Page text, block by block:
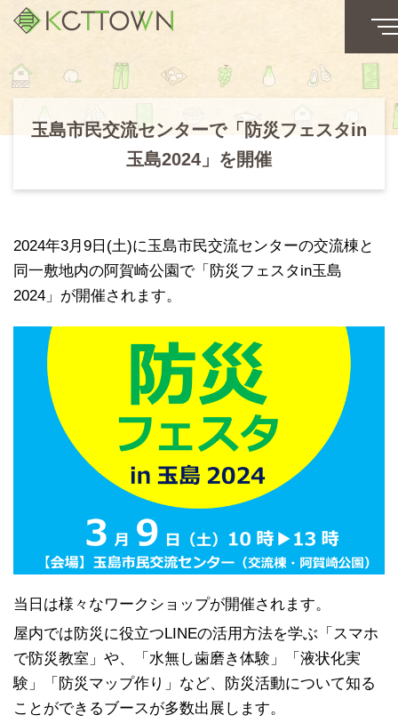
玉島市民交流センターで「防災フェスタin
玉島2024」を開催
2024年3月9日(土)に玉島市民交流センターの交流棟と
同一敷地内の阿賀崎公園で「防災フェスタin玉島
2024」が開催されます。
当日は様々なワークショップが開催されます。
屋内では防災に役立つLINEの活用方法を学ぶ「スマホ
で防災教室」や、「水無し歯磨き体験」「液状化実
験」「防災マップ作り」など、防災活動について知る
ことができるブースが多数出展します。